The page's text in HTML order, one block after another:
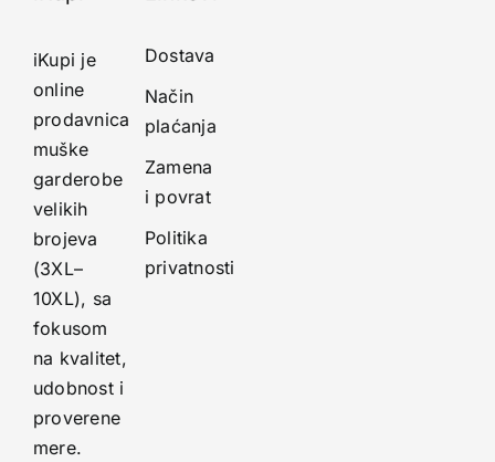
iKupi je
online
prodavnica
muške
garderobe
velikih
brojeva
(3XL–
10XL), sa
fokusom
na kvalitet,
udobnost i
proverene
mere.
Dostava
Način
plaćanja
Zamena
i povrat
Politika
privatnosti